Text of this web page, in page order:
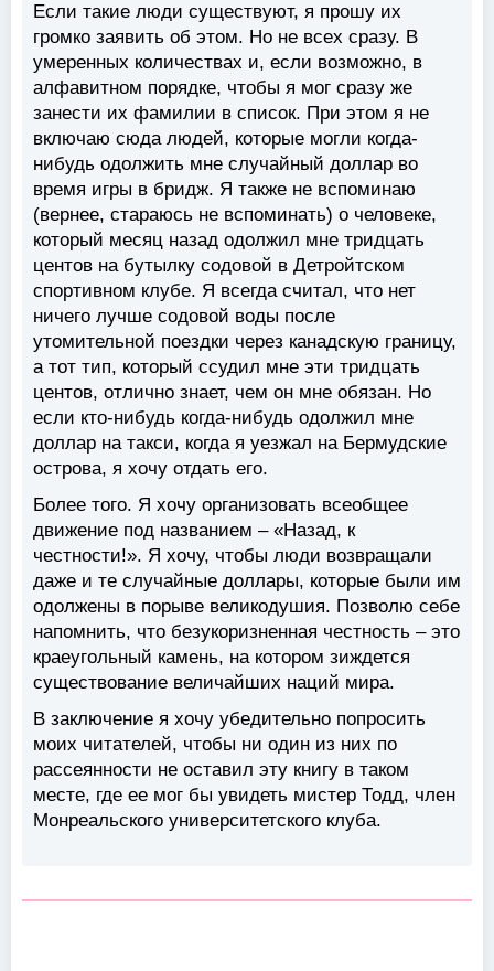
Если такие люди существуют, я прошу их
громко заявить об этом. Но не всех сразу. В
умеренных количествах и, если возможно, в
алфавитном порядке, чтобы я мог сразу же
занести их фамилии в список. При этом я не
включаю сюда людей, которые могли когда-
нибудь одолжить мне случайный доллар во
время игры в бридж. Я также не вспоминаю
(вернее, стараюсь не вспоминать) о человеке,
который месяц назад одолжил мне тридцать
центов на бутылку содовой в Детройтском
спортивном клубе. Я всегда считал, что нет
ничего лучше содовой воды после
утомительной поездки через канадскую границу,
а тот тип, который ссудил мне эти тридцать
центов, отлично знает, чем он мне обязан. Но
если кто-нибудь когда-нибудь одолжил мне
доллар на такси, когда я уезжал на Бермудские
острова, я хочу отдать его.
Более того. Я хочу организовать всеобщее
движение под названием – «Назад, к
честности!». Я хочу, чтобы люди возвращали
даже и те случайные доллары, которые были им
одолжены в порыве великодушия. Позволю себе
напомнить, что безукоризненная честность – это
краеугольный камень, на котором зиждется
существование величайших наций мира.
В заключение я хочу убедительно попросить
моих читателей, чтобы ни один из них по
рассеянности не оставил эту книгу в таком
месте, где ее мог бы увидеть мистер Тодд, член
Монреальского университетского клуба.